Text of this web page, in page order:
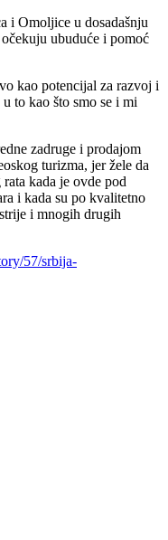
i Omoljice u dosadašnju
ubuduće i pomoć
kao potencijal za razvoj i
to kao što smo se i mi
zadruge i prodajom
turizma, jer žele da
kada je ovde pod
i kada su po kvalitetno
i mnogih drugih
57/srbija-